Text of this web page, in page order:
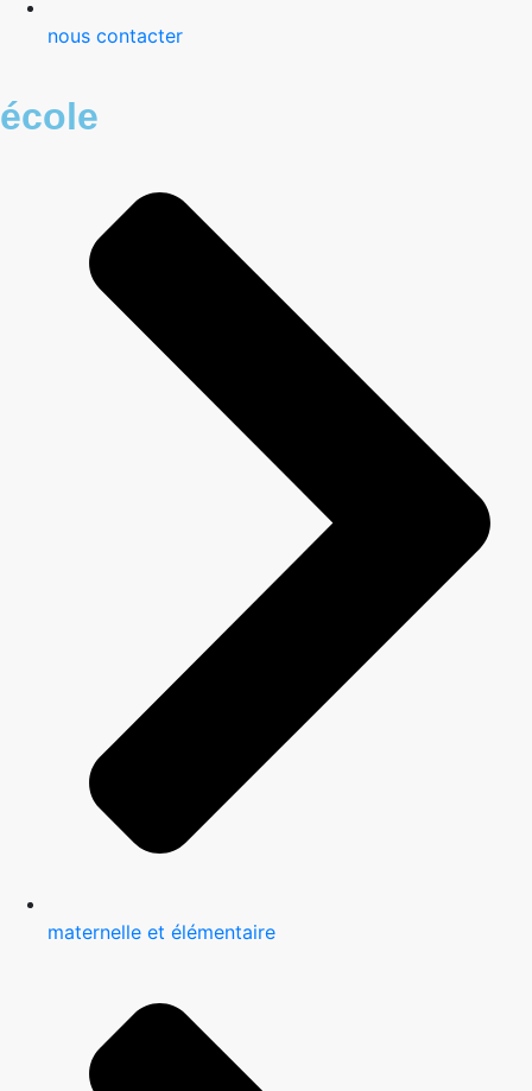
nous contacter
école
maternelle et élémentaire